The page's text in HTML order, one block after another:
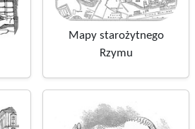
Mapy starożytnego
Rzymu